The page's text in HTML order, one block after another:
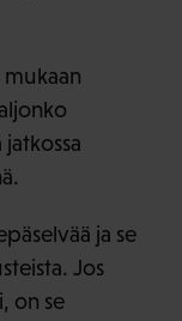
mukaan
ja se
Jos
on se